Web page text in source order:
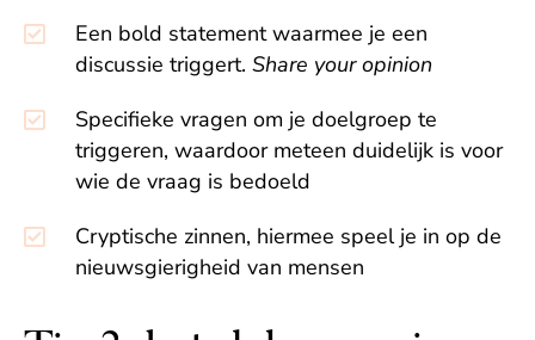
Een bold statement waarmee je een
discussie triggert. Share your opinion
Specifieke vragen om je doelgroep te
triggeren, waardoor meteen duidelijk is voor
wie de vraag is bedoeld
Cryptische zinnen, hiermee speel je in op de
nieuwsgierigheid van mensen